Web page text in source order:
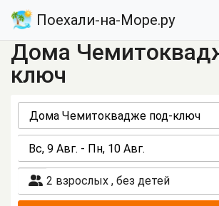
Поехали-на-Море.ру
Дома
ключ
2 взрослых , без детей